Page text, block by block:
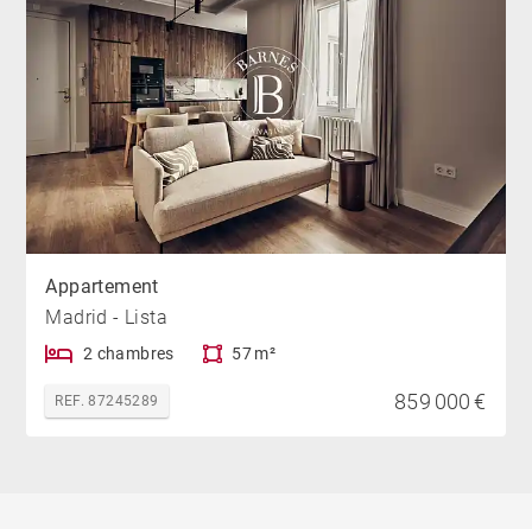
Appartement
Madrid - Lista
2 chambres 57 m²
REF. 87245289 859 000 €